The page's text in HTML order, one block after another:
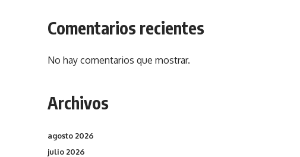
Comentarios recientes
No hay comentarios que mostrar.
Archivos
agosto 2026
julio 2026